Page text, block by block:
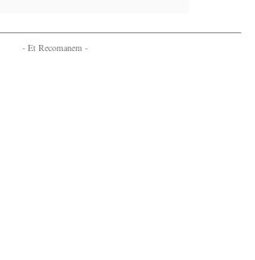
- Et Recomanem -